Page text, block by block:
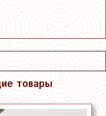
товары